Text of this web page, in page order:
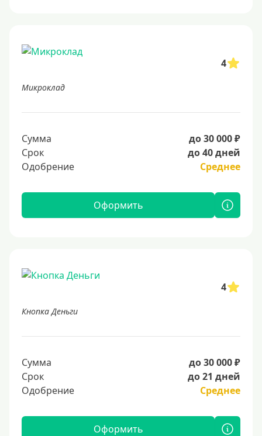
4
Микроклад
Сумма
до 30 000 ₽
Срок
до 40 дней
Одобрение
Среднее
Оформить
4
Кнопка Деньги
Сумма
до 30 000 ₽
Срок
до 21 дней
Одобрение
Среднее
Оформить